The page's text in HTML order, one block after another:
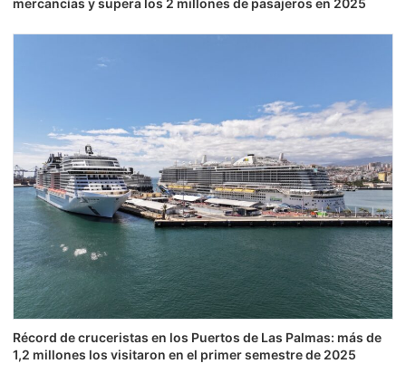
mercancías y supera los 2 millones de pasajeros en 2025
Récord de cruceristas en los Puertos de Las Palmas: más de
1,2 millones los visitaron en el primer semestre de 2025